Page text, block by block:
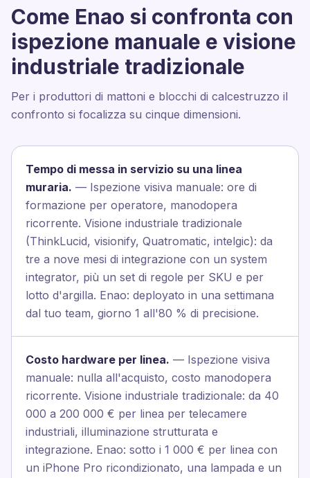
Come Enao si confronta con
ispezione manuale e visione
industriale tradizionale
Per i produttori di mattoni e blocchi di calcestruzzo il
confronto si focalizza su cinque dimensioni.
Tempo di messa in servizio su una linea
muraria. — Ispezione visiva manuale: ore di
formazione per operatore, manodopera
ricorrente. Visione industriale tradizionale
(ThinkLucid, visionify, Quatromatic, intelgic): da
tre a nove mesi di integrazione con un system
integrator, più un set di regole per SKU e per
lotto d'argilla. Enao: deployato in una settimana
dal tuo team, giorno 1 all'80 % di precisione.
Costo hardware per linea. — Ispezione visiva
manuale: nulla all'acquisto, costo manodopera
ricorrente. Visione industriale tradizionale: da 40
000 a 200 000 € per linea per telecamere
industriali, illuminazione strutturata e
integrazione. Enao: sotto i 1 000 € per linea con
un iPhone Pro ricondizionato, una lampada e un